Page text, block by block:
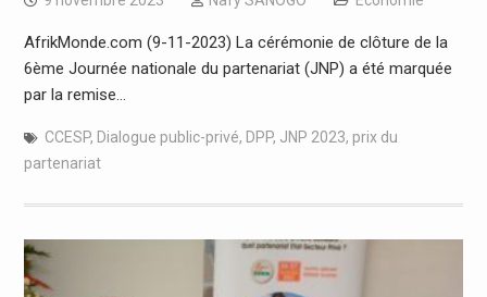
AfrikMonde.com (9-11-2023) La cérémonie de clôture de la
6ème Journée nationale du partenariat (JNP) a été marquée
par la remise…
CCESP, Dialogue public-privé, DPP, JNP 2023, prix du
partenariat